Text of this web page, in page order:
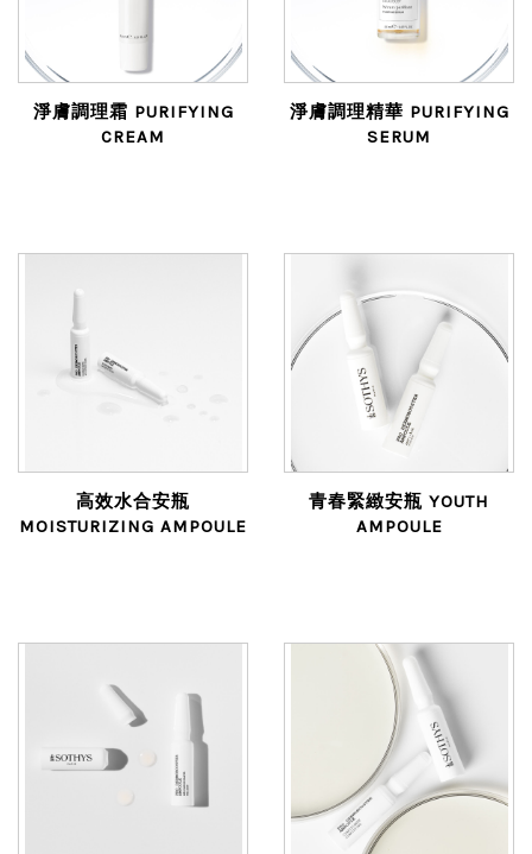
淨膚調理霜 PURIFYING
CREAM
淨膚調理精華 PURIFYING
SERUM
高效水合安瓶
MOISTURIZING AMPOULE
青春緊緻安瓶 YOUTH
AMPOULE